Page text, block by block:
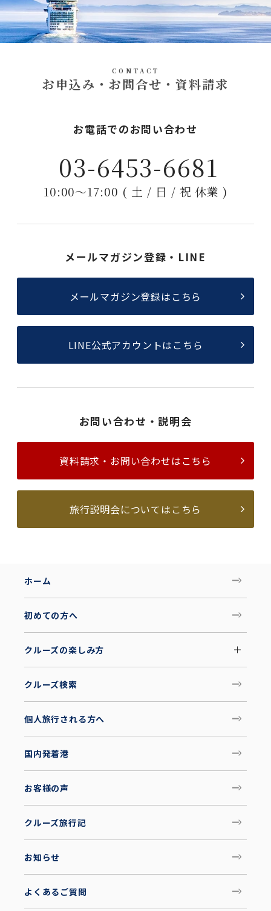
CONTACT
お申込み・お問合せ・資料請求
お電話でのお問い合わせ
03-6453-6681
10:00〜17:00 ( 土 / 日 / 祝 休業 )
メールマガジン登録・LINE
メールマガジン登録はこちら
LINE公式アカウントはこちら
お問い合わせ・説明会
資料請求・お問い合わせはこちら
旅行説明会についてはこちら
ホーム
初めての方へ
クルーズの楽しみ方
クルーズ検索
個人旅行される方へ
国内発着港
お客様の声
クルーズ旅行記
お知らせ
よくあるご質問